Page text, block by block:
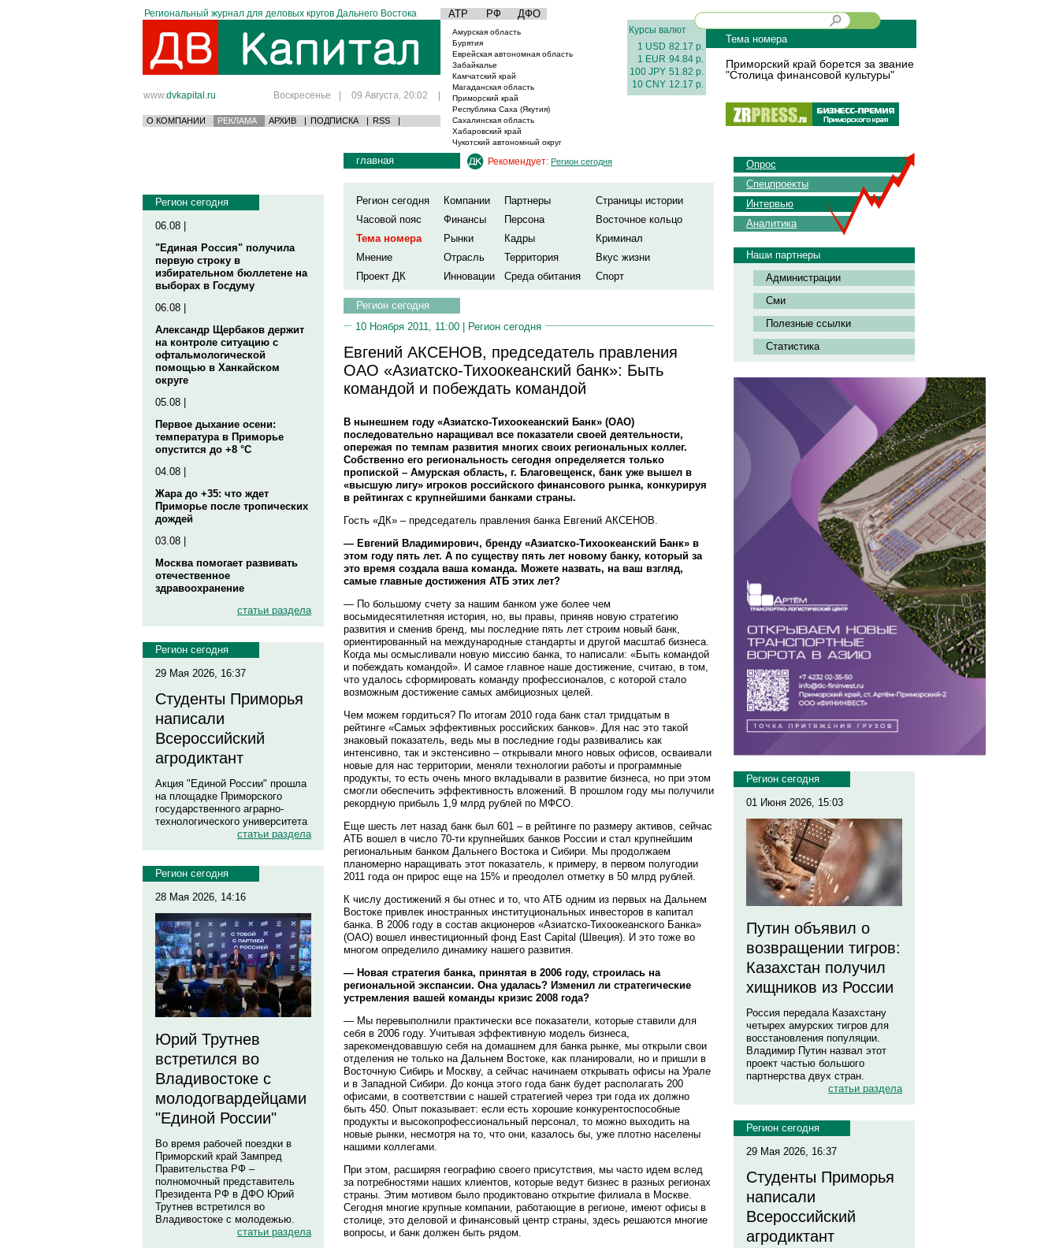
Региональный журнал для деловых кругов Дальнего Востока АТР РФ ДФО
www.dvkapital.ru Воскресенье | 09 Августа, 20:02 |
О КОМПАНИИ РЕКЛАМА АРХИВ | ПОДПИСКА | RSS |
Амурская область
Бурятия
Еврейская автономная область
Забайкалье
Камчатский край
Магаданская область
Приморский край
Республика Саха (Якутия)
Сахалинская область
Хабаровский край
Чукотский автономный округ
Курсы валют
1 USD 82.17 р.
1 EUR 94.84 р.
100 JPY 51.82 р.
10 CNY 12.17 р.
Тема номера
Приморский край борется за звание
"Столица финансовой культуры"
Регион сегодня
06.08 |
"Единая Россия" получила
первую строку в
избирательном бюллетене на
выборах в Госдуму
06.08 |
Александр Щербаков держит
на контроле ситуацию с
офтальмологической
помощью в Ханкайском
округе
05.08 |
Первое дыхание осени:
температура в Приморье
опустится до +8 °C
04.08 |
Жара до +35: что ждет
Приморье после тропических
дождей
03.08 |
Москва помогает развивать
отечественное
здравоохранение
статьи раздела
Регион сегодня
29 Мая 2026, 16:37
Студенты Приморья
написали
Всероссийский
агродиктант
Акция "Единой России" прошла
на площадке Приморского
государственного аграрно-
технологического университета
статьи раздела
Регион сегодня
28 Мая 2026, 14:16
Юрий Трутнев
встретился во
Владивостоке с
молодогвардейцами
"Единой России"
Во время рабочей поездки в
Приморский край Зампред
Правительства РФ –
полномочный представитель
Президента РФ в ДФО Юрий
Трутнев встретился во
Владивостоке с молодежью.
статьи раздела
главная Рекомендует: Регион сегодня
Регион сегодня Компании Партнеры
Страницы истории
Часовой пояс
Финансы Персона
Восточное кольцо
Тема номера
Рынки Кадры
Криминал
Мнение
Отрасль Территория
Вкус жизни
Проект ДК
Инновации Среда обитания Спорт
Регион сегодня
10 Ноября 2011, 11:00 | Регион сегодня
Евгений АКСЕНОВ, председатель правления
ОАО «Азиатско-Тихоокеанский банк»: Быть
командой и побеждать командой
В нынешнем году «Азиатско-Тихоокеанский Банк» (ОАО)
последовательно наращивал все показатели своей деятельности,
опережая по темпам развития многих своих региональных коллег.
Собственно его региональность сегодня определяется только
пропиской – Амурская область, г. Благовещенск, банк уже вышел в
«высшую лигу» игроков российского финансового рынка, конкурируя
в рейтингах с крупнейшими банками страны.
Гость «ДК» – председатель правления банка Евгений АКСЕНОВ.
— Евгений Владимирович, бренду «Азиатско-Тихоокеанский Банк» в
этом году пять лет. А по существу пять лет новому банку, который за
это время создала ваша команда. Можете назвать, на ваш взгляд,
самые главные достижения АТБ этих лет?
— По большому счету за нашим банком уже более чем
восьмидесятилетняя история, но, вы правы, приняв новую стратегию
развития и сменив бренд, мы последние пять лет строим новый банк,
ориентированный на международные стандарты и другой масштаб бизнеса.
Когда мы осмысливали новую миссию банка, то написали: «Быть командой
и побеждать командой». И самое главное наше достижение, считаю, в том,
что удалось сформировать команду профессионалов, с которой стало
возможным достижение самых амбициозных целей.
Чем можем гордиться? По итогам 2010 года банк стал тридцатым в
рейтинге «Самых эффективных российских банков». Для нас это такой
знаковый показатель, ведь мы в последние годы развивались как
интенсивно, так и экстенсивно – открывали много новых офисов, осваивали
новые для нас территории, меняли технологии работы и программные
продукты, то есть очень много вкладывали в развитие бизнеса, но при этом
смогли обеспечить эффективность вложений. В прошлом году мы получили
рекордную прибыль 1,9 млрд рублей по МФСО.
Еще шесть лет назад банк был 601 – в рейтинге по размеру активов, сейчас
АТБ вошел в число 70-ти крупнейших банков России и стал крупнейшим
региональным банком Дальнего Востока и Сибири. Мы продолжаем
планомерно наращивать этот показатель, к примеру, в первом полугодии
2011 года он прирос еще на 15% и преодолел отметку в 50 млрд рублей.
К числу достижений я бы отнес и то, что АТБ одним из первых на Дальнем
Востоке привлек иностранных институциональных инвесторов в капитал
банка. В 2006 году в состав акционеров «Азиатско-Тихоокеанского Банка»
(ОАО) вошел инвестиционный фонд East Capital (Швеция). И это тоже во
многом определило динамику нашего развития.
— Новая стратегия банка, принятая в 2006 году, строилась на
региональной экспансии. Она удалась? Изменил ли стратегические
устремления вашей команды кризис 2008 года?
— Мы перевыполнили практически все показатели, которые ставили для
себя в 2006 году. Учитывая эффективную модель бизнеса,
зарекомендовавшую себя на домашнем для банка рынке, мы открыли свои
отделения не только на Дальнем Востоке, как планировали, но и пришли в
Восточную Сибирь и Москву, а сейчас начинаем открывать офисы на Урале
и в Западной Сибири. До конца этого года банк будет располагать 200
офисами, в соответствии с нашей стратегией через три года их должно
быть 450. Опыт показывает: если есть хорошие конкурентоспособные
продукты и высокопрофессиональный персонал, то можно выходить на
новые рынки, несмотря на то, что они, казалось бы, уже плотно населены
нашими коллегами.
При этом, расширяя географию своего присутствия, мы часто идем вслед
за потребностями наших клиентов, которые ведут бизнес в разных регионах
страны. Этим мотивом было продиктовано открытие филиала в Москве.
Сегодня многие крупные компании, работающие в регионе, имеют офисы в
столице, это деловой и финансовый центр страны, здесь решаются многие
вопросы, и банк должен быть рядом.
Опрос
Спецпроекты
Интервью
Аналитика
Наши партнеры
Администрации
Сми
Полезные ссылки
Статистика
Регион сегодня
01 Июня 2026, 15:03
Путин объявил о
возвращении тигров:
Казахстан получил
хищников из России
Россия передала Казахстану
четырех амурских тигров для
восстановления популяции.
Владимир Путин назвал этот
проект частью большого
партнерства двух стран.
статьи раздела
Регион сегодня
29 Мая 2026, 16:37
Студенты Приморья
написали
Всероссийский
агродиктант